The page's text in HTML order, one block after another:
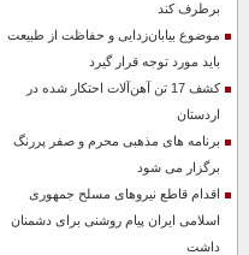
برطرف کند
موضوع بیابان‌زدایی و حفاظت از طبیعت
باید مورد توجه قرار گیرد
کشف 17 تن آهن‌آلات احتکار شده در
اردستان
برنامه های مذهبی محرم و صفر پررنگ
برگزار می شود
اقدام قاطع نیروهای مسلح جمهوری
اسلامی ایران پیام روشنی برای دشمنان
داشت